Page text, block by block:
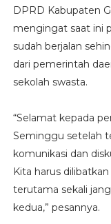
DPRD Kabupaten
mengingat saat ini
sudah berjalan
dari pemerintah
sekolah swasta.
“Selamat kepada
Seminggu setelah
komunikasi dan
Kita harus
terutama sekali
kedua,” pesannya.